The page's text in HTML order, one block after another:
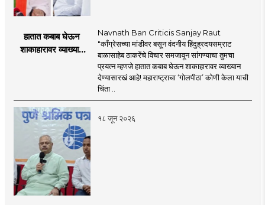
हातात कबाब घेऊन
शाकाहारावर व्याख्यान
Navnath Ban Criticis Sanjay Raut
"काँग्रेसच्या मांडीवर बसून वंदनीय हिंदुह्रदयसम्राट
बाळासाहेब ठाकरेंचे विचार समजावून सांगण्याचा तुमचा
प्रयत्न म्हणजे हातात कबाब घेऊन शाकाहारावर व्याख्यान
देण्यासारखं आहे! महाराष्ट्राचा ‘गोलपीठा’ कोणी केला याची
चिंता ..
१८ जून २०२६